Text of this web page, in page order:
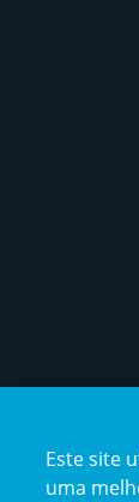
Este site
uma